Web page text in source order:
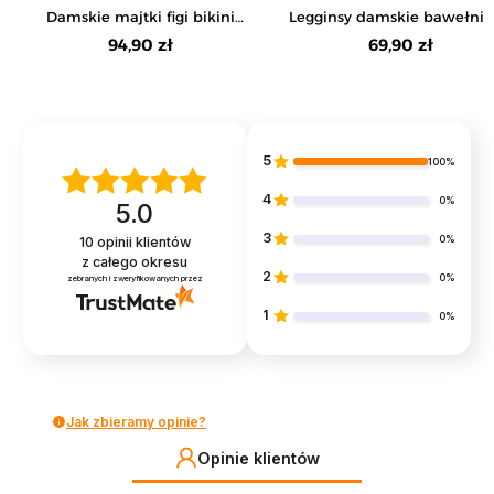
Damskie majtki figi bikini
bawełniane z koronką 6-pak
94,90 zł
Legginsy damskie
z szeroką gumą w pasie
69,90 zł
5.0
10 opinii klientów
z całego okresu
zebranych i zweryfikowanych przez
5 100%
4 0%
3 0%
2 0%
1 0%
Jak zbieramy opinie?
Opinie klientów